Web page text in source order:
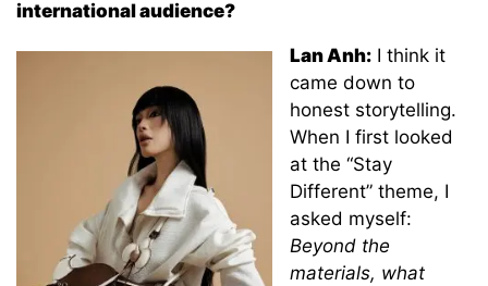
international audience?
Lan Anh: I think it
came down to
honest storytelling.
When I first looked
at the “Stay
Different” theme, I
asked myself:
Beyond the
materials, what